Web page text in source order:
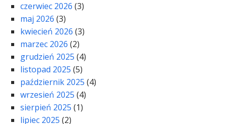
czerwiec 2026 (3)
maj 2026 (3)
kwiecień 2026 (3)
marzec 2026 (2)
grudzień 2025 (4)
listopad 2025 (5)
październik 2025 (4)
wrzesień 2025 (4)
sierpień 2025 (1)
lipiec 2025 (2)